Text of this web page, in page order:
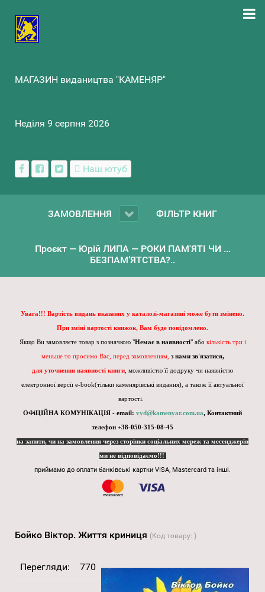
МАГАЗИН видаництва "КАМЕНЯР"
Неділя 9 серпня 2026
Наш ютуб
ЗАМОВЛЕННЯ ФІЛЬТР КНИГ
Проєкт — Юрій ЛИПА — РОКИ ПАМ'ЯТІ ЧИ ...
БЕЗПАМ’ЯТСТВА?..
Увага!!! Вартість видань вказаних у каталозі-магазині може бути змінено.
При зміні вартості книжок, Вам буде повідомлено.
Якщо Ви замовляєте товар з позначкою "Немає в наявності" або кількість три і
меньше то просимо Вас, перед замовленням, з нами зв'язатися,
для уточнення наявності книги , можливістю її додруку чи наявністю
електронної версії e-book(тільки каменярівські видання), а також її актуальної
вартості.
ОФіЦІЙНА КОМУНІКАЦІЯ - email: vyd@kamenyar.com.ua, Контактний
телефон +38-050-315-08-45
на запити, чи на замовлення через сторінки соціальних мереж та месенджерів
ми не відповідаємо!!!
приймамо до оплати банківські картки VISA, Mastercard та інші.
Бойко Віктор. Життя криниця (Код товару: )
Перегляди: 770